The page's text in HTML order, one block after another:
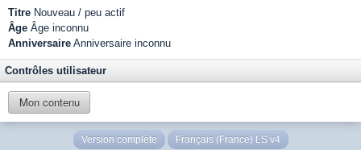
Titre Nouveau / peu actif
Âge Âge inconnu
Anniversaire Anniversaire inconnu
Contrôles utilisateur
Mon contenu
Version complète Français (France) LS v4